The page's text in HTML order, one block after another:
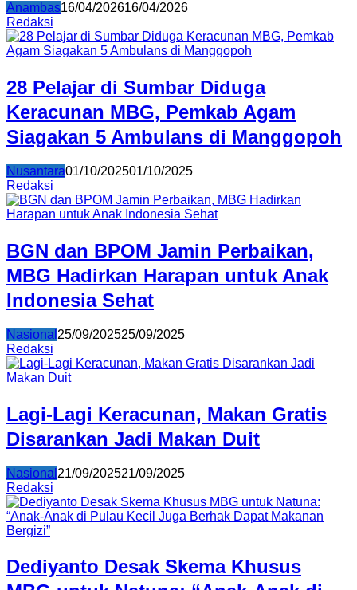
Anambas16/04/202616/04/2026
Redaksi
28 Pelajar di Sumbar Diduga
Keracunan MBG, Pemkab Agam
Siagakan 5 Ambulans di Manggopoh
Nusantara01/10/202501/10/2025
Redaksi
BGN dan BPOM Jamin Perbaikan,
MBG Hadirkan Harapan untuk Anak
Indonesia Sehat
Nasional 25/09/202525/09/2025
Redaksi
Lagi-Lagi Keracunan, Makan Gratis
Disarankan Jadi Makan Duit
Nasional 21/09/202521/09/2025
Redaksi
Dediyanto Desak Skema Khusus